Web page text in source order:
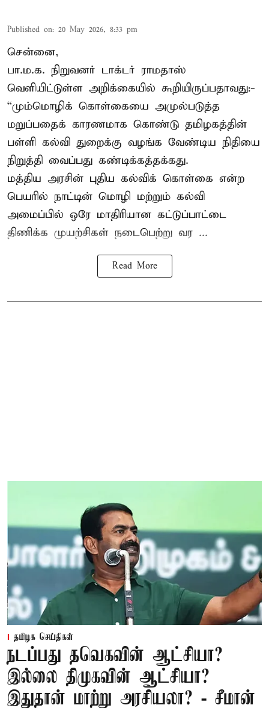
Published on: 20 May 2026, 8:33 pm
சென்னை,
பா.ம.க. நிறுவனர் டாக்டர் ராமதாஸ்
வெளியிட்டுள்ள அறிக்கையில் கூறியிருப்பதாவது:-
“மும்மொழிக் கொள்கையை அமுல்படுத்த
மறுப்பதைக் காரணமாக கொண்டு தமிழகத்தின்
பள்ளி கல்வி துறைக்கு வழங்க வேண்டிய நிதியை
நிறுத்தி வைப்பது கண்டிக்கத்தக்கது.
மத்திய அரசின் புதிய கல்விக் கொள்கை என்ற
பெயரில் நாட்டின் மொழி மற்றும் கல்வி
அமைப்பில் ஒரே மாதிரியான கட்டுப்பாட்டை
திணிக்க முயற்சிகள் நடைபெற்று வர ...
Read More
தமிழக செய்திகள்
நடப்பது தவெகவின் ஆட்சியா?
இல்லை திமுகவின் ஆட்சியா?
இதுதான் மாற்று அரசியலா? - சீமான்